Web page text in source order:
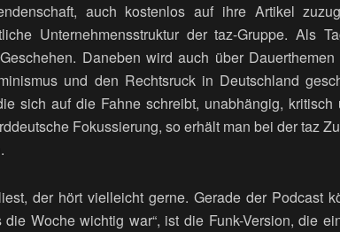
auch kostenlos auf ihre Artikel
Unternehmensstruktur der taz-Gruppe. Als
Daneben wird auch über
und den Rechtsruck in Deutschland
sich auf die Fahne schreibt, unabhängig,
Fokussierung, so erhält man bei der taz
der hört vielleicht gerne. Gerade der Podcast
die Woche wichtig war“, ist die Funk-Version, die